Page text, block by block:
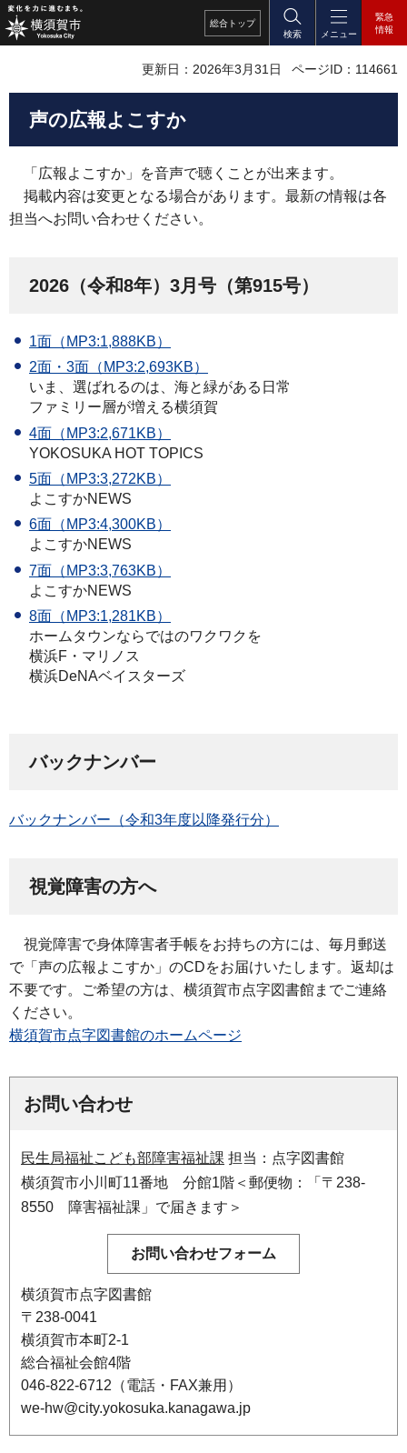
総合 トップ
検索
メニュー
緊急
情報
更新日：2026年3月31日 ページID：114661
声の広報よこすか
「 広報よこすか」を音声で聴くことが出来ます。
掲載内容は変更となる場合があります。最新の情報は各
担当へお問い合わせください。
2026（令和8年）3月号（第915号）
1面（MP3:1,888KB）
2面・3面（MP3:2,693KB）
いま、選ばれるのは、海と緑がある日常
ファミリー層が増える横須賀
4面（MP3:2,671KB）
YOKOSUKA HOT TOPICS
5面（MP3:3,272KB）
よこすかNEWS
6面（MP3:4,300KB）
よこすかNEWS
7面（MP3:3,763KB）
よこすかNEWS
8面（MP3:1,281KB）
ホームタウンならではのワクワクを
横浜F・マリノス
横浜DeNAベイスターズ
バックナンバー
バックナンバー（令和3年度以降発行分）
視覚障害の方へ
視覚障害で身体障害者手帳をお持ちの方には、毎月郵送
で「声の広報よこすか」のCDをお届けいたします。返却は
不要です。ご希望の方は、横須賀市点字図書館までご連絡
ください。
横須賀市点字図書館のホームページ
お問い合わせ
民生局福祉こども部障害福祉課 担当：点字図書館
横須賀市小川町11番地 分館1階＜郵便物：「〒238-
8550 障害福祉課」で届きます＞
横須賀市点字図書館
〒238-0041
横須賀市本町2-1
総合福祉会館4階
046-822-6712（電話・FAX兼用）
we-hw@city.yokosuka.kanagawa.jp